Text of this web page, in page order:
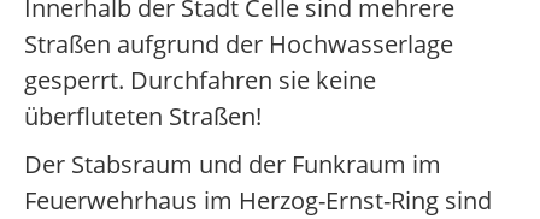
Innerhalb der Stadt Celle sind mehrere
Straßen aufgrund der Hochwasserlage
gesperrt. Durchfahren sie keine
überfluteten Straßen!
Der Stabsraum und der Funkraum im
Feuerwehrhaus im Herzog-Ernst-Ring sind